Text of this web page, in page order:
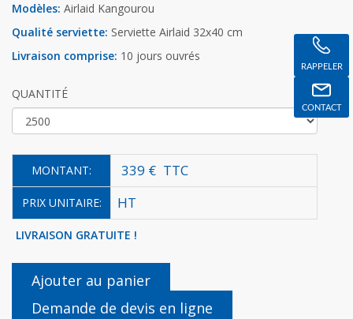
Modèles: Airlaid Kangourou
Qualité serviette: Serviette Airlaid 32x40 cm
Livraison comprise: 10 jours ouvrés
QUANTITÉ
MONTANT: 339 € TTC
PRIX UNITAIRE: HT
LIVRAISON GRATUITE !
Ajouter au panier
Demande de devis en ligne
RAPPELER
CONTACT